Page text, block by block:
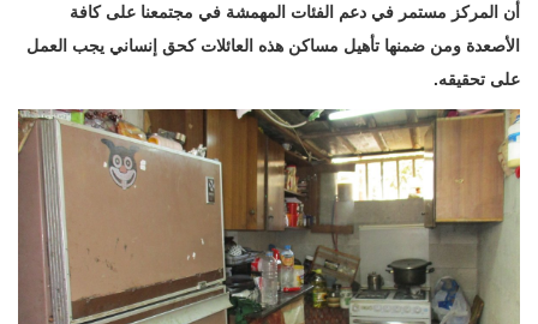
أن المركز مستمر في ‏دعم الفئات المهمشة في مجتمعنا على كافة
الأصعدة ومن ضمنها تأهيل مساكن هذه العائلات ‏كحق إنساني يجب العمل
على تحقيقه. ‏